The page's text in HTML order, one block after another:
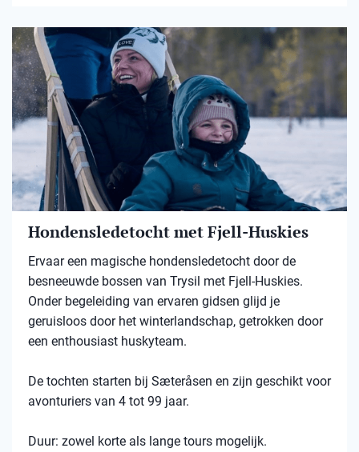
Hondensledetocht met Fjell-Huskies
Ervaar een magische hondensledetocht door de
besneeuwde bossen van Trysil met Fjell-Huskies.
Onder begeleiding van ervaren gidsen glijd je
geruisloos door het winterlandschap, getrokken door
een enthousiast huskyteam.
De tochten starten bij Sæteråsen en zijn geschikt voor
avonturiers van 4 tot 99 jaar.
Duur: zowel korte als lange tours mogelijk.